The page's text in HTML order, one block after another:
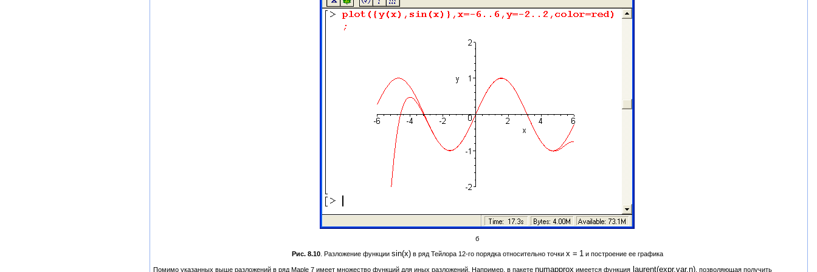
б
Рис. 8.10. Разложение функции sin(x)в ряд Тейлора 12-го порядка относительно точки х = 1 и построение ее графика
Помимо указанных выше разложений в ряд Maple 7 имеет множество функций для иных разложений. Например, в пакете numapprox имеется функция laurent(expr,var,n) , позволяющая получить